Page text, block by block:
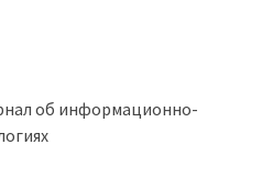
об информационно-